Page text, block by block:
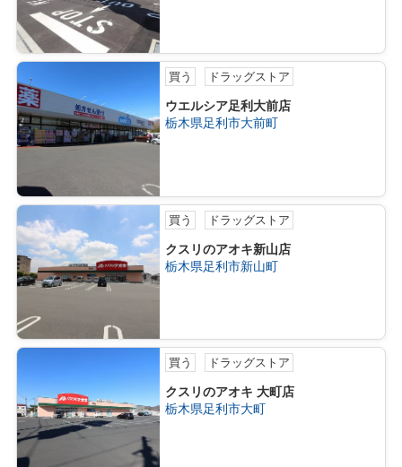
買う ドラッグストア
ウエルシア足利大前店
栃木県足利市大前町
買う ドラッグストア
クスリのアオキ新山店
栃木県足利市新山町
買う ドラッグストア
クスリのアオキ 大町店
栃木県足利市大町